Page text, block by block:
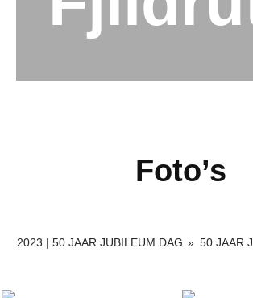
Foto’s
2023 | 50 JAAR JUBILEUM DAG » 50 JAAR